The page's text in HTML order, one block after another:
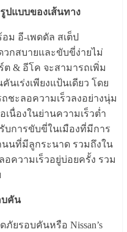
ปแบบของเส้นทาง
ม อี-เพดดัล สเต็ป
กสบายและขับขี่ง่ายไม่
& อีโค จะสามารถเพิ่ม
นเร่งเพียงแป้นเดียว โดย
ชะลอความเร็วลงอย่างนุ่ม
นื่องในย่านความเร็วต่ำ
บการขับขี่ในเมืองที่มีการ
นที่มีลูกระนาด รวมถึงใน
ความเร็วอยู่บ่อยครั้ง รวม
บคัน
ยรอบคันหรือ Nissan’s